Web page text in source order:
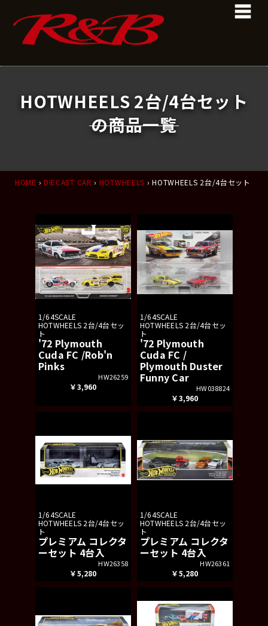
へ
ョ
HOTWHEELS 2台/4台セット
の商品一覧
HOME › DIECAST CAR › HOTWHEELS › HOTWHEELS 2台/4台セット
1/64SCALE
HOTWHEELS 2台/4台セッ
ト
'72 Plymouth
Cuda FC /Rob'n
Pinks
HW26259
￥3,960
1/64SCALE
HOTWHEELS 2台/4台セッ
ト
'72 Plymouth
Cuda FC /
Plymouth Duster
Funny Car
HW038824
￥3,960
1/64SCALE
HOTWHEELS 2台/4台セッ
ト
プレミアム コレクタ
ーセット 4台入
HW26358
￥5,280
1/64SCALE
HOTWHEELS 2台/4台セッ
ト
プレミアム コレクタ
ーセット 4台入
HW26361
￥5,280